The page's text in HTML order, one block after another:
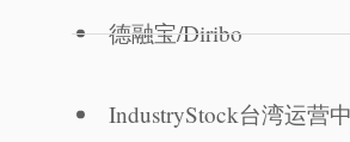
德融宝/Diribo
IndustryStock台湾运营